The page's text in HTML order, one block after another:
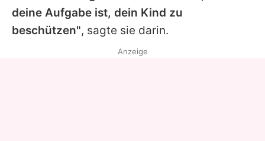
deine Aufgabe ist, dein Kind zu
beschützen", sagte sie darin.
Anzeige